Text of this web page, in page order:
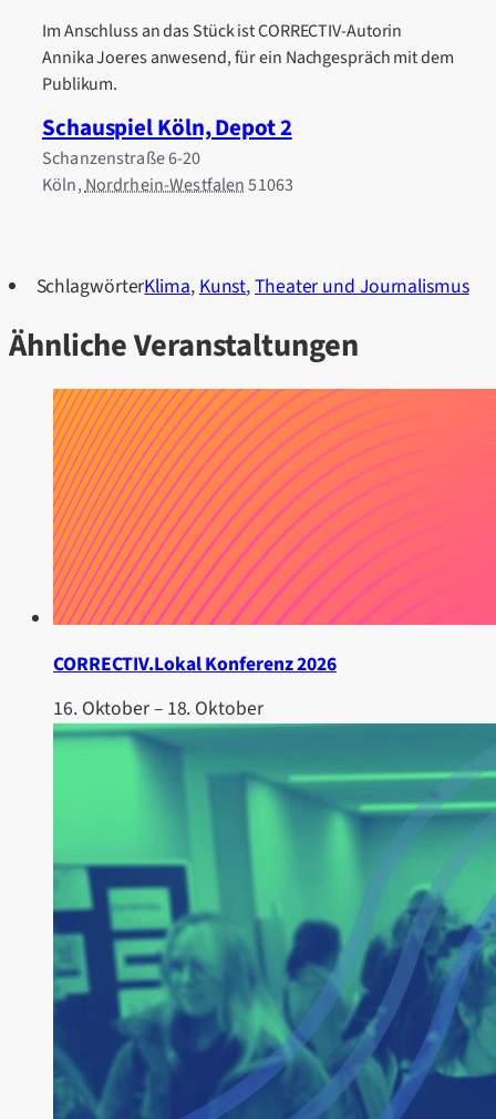
Im Anschluss an das Stück ist CORRECTIV-Autorin
Annika Joeres anwesend, für ein Nachgespräch mit dem
Publikum.
Schauspiel Köln, Depot 2
Schanzenstraße 6-20
Köln,Nordrhein-Westfalen 51063
SchlagwörterKlima,Kunst,Theater und Journalismus
Ähnliche Veranstaltungen
CORRECTIV.Lokal Konferenz 2026
16. Oktober– 18. Oktober